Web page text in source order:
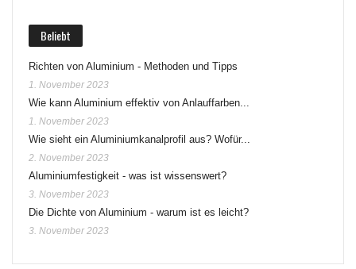
Beliebt
Richten von Aluminium - Methoden und Tipps
1. November 2023
Wie kann Aluminium effektiv von Anlauffarben...
1. November 2023
Wie sieht ein Aluminiumkanalprofil aus? Wofür...
2. November 2023
Aluminiumfestigkeit - was ist wissenswert?
3. November 2023
Die Dichte von Aluminium - warum ist es leicht?
3. November 2023